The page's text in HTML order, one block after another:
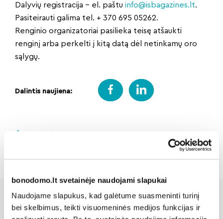
bonodomo.lt svetainėje naudojami slapukai
Naudojame slapukus, kad galėtume suasmeninti turinį
bei skelbimus, teikti visuomeninės medijos funkcijas ir
Dalyvių registracija – el. paštu info@isbagazines.lt.
Pasiteirauti galima tel. + 370 695 05262.
Renginio organizatoriai pasilieka teisę atšaukti
renginį arba perkelti į kitą datą dėl netinkamų oro
sąlygų.
Dalintis naujiena: